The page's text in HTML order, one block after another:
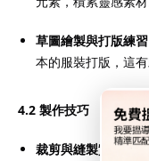
草圖繪製與打版練習
本的服裝打版，這
4.2 製作技巧
裁剪與縫製實踐：